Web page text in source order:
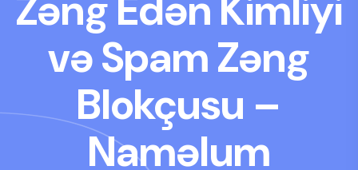
və Spam Zəng
Blokçusu –
Naməlum